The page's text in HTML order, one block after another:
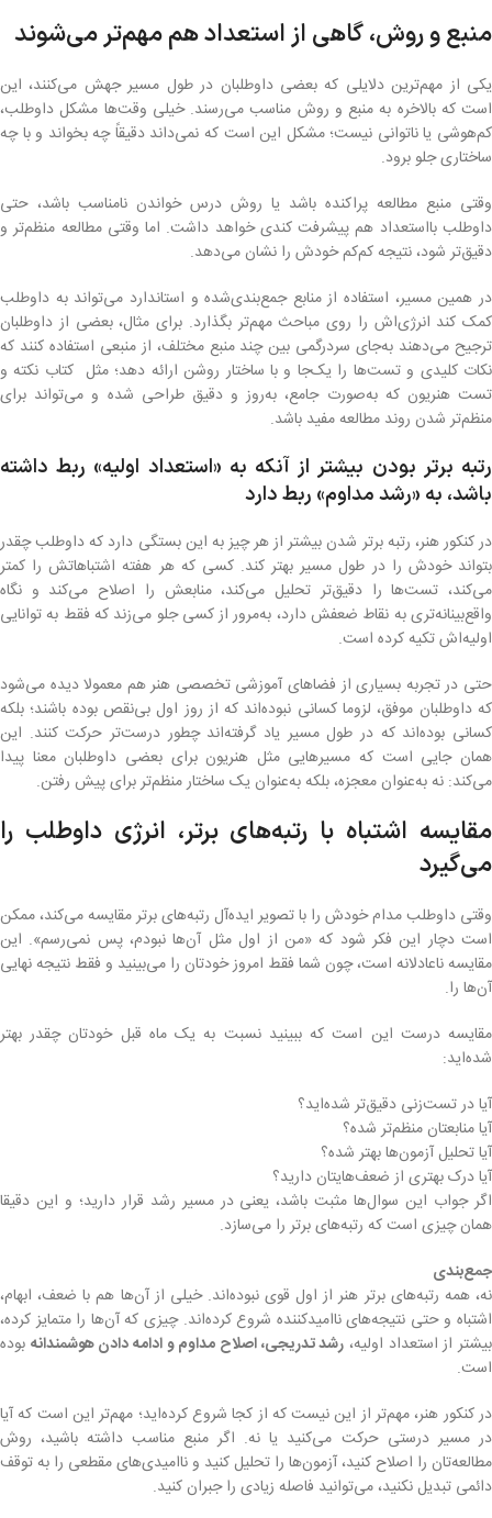
منبع و روش، گاهی از استعداد هم مهم‌تر می‌شوند
یکی از مهم‌ترین دلایلی که بعضی داوطلبان در طول مسیر جهش می‌کنند، این
است که بالاخره به منبع و روش مناسب می‌رسند. خیلی وقت‌ها مشکل داوطلب،
کم‌هوشی یا ناتوانی نیست؛ مشکل این است که نمی‌داند دقیقاً چه بخواند و با چه
ساختاری جلو برود.
وقتی منبع مطالعه پراکنده باشد یا روش درس خواندن نامناسب باشد، حتی
داوطلب بااستعداد هم پیشرفت کندی خواهد داشت. اما وقتی مطالعه منظم‌تر و
دقیق‌تر شود، نتیجه کم‌کم خودش را نشان می‌دهد.
در همین مسیر، استفاده از منابع جمع‌بندی‌شده و استاندارد می‌تواند به داوطلب
کمک کند انرژی‌اش را روی مباحث مهم‌تر بگذارد. برای مثال، بعضی از داوطلبان
ترجیح می‌دهند به‌جای سردرگمی بین چند منبع مختلف، از منبعی استفاده کنند که
نکات کلیدی و تست‌ها را یک‌جا و با ساختار روشن ارائه دهد؛ مثل کتاب نکته و
تست هنریون که به‌صورت جامع، به‌روز و دقیق طراحی شده و می‌تواند برای
منظم‌تر شدن روند مطالعه مفید باشد.
رتبه برتر بودن بیشتر از آنکه به «استعداد اولیه» ربط داشته
باشد، به «رشد مداوم» ربط دارد
در کنکور هنر، رتبه برتر شدن بیشتر از هر چیز به این بستگی دارد که داوطلب چقدر
بتواند خودش را در طول مسیر بهتر کند. کسی که هر هفته اشتباهاتش را کمتر
می‌کند، تست‌ها را دقیق‌تر تحلیل می‌کند، منابعش را اصلاح می‌کند و نگاه
واقع‌بینانه‌تری به نقاط ضعفش دارد، به‌مرور از کسی جلو می‌زند که فقط به توانایی
اولیه‌اش تکیه کرده است.
حتی در تجربه بسیاری از فضاهای آموزشی تخصصی هنر هم معمولا دیده می‌شود
که داوطلبان موفق، لزوما کسانی نبوده‌اند که از روز اول بی‌نقص بوده باشند؛ بلکه
کسانی بوده‌اند که در طول مسیر یاد گرفته‌اند چطور درست‌تر حرکت کنند. این
همان جایی است که مسیرهایی مثل هنریون برای بعضی داوطلبان معنا پیدا
می‌کند: نه به‌عنوان معجزه، بلکه به‌عنوان یک ساختار منظم‌تر برای پیش رفتن.
مقایسه اشتباه با رتبه‌های برتر، انرژی داوطلب را
می‌گیرد
وقتی داوطلب مدام خودش را با تصویر ایده‌آل رتبه‌های برتر مقایسه می‌کند، ممکن
است دچار این فکر شود که «من از اول مثل آن‌ها نبودم، پس نمی‌رسم». این
مقایسه ناعادلانه است، چون شما فقط امروز خودتان را می‌بینید و فقط نتیجه نهایی
آن‌ها را.
مقایسه درست این است که ببینید نسبت به یک ماه قبل خودتان چقدر بهتر
شده‌اید:
آیا در تست‌زنی دقیق‌تر شده‌اید؟
آیا منابعتان منظم‌تر شده؟
آیا تحلیل آزمون‌ها بهتر شده؟
آیا درک بهتری از ضعف‌هایتان دارید؟
اگر جواب این سوال‌ها مثبت باشد، یعنی در مسیر رشد قرار دارید؛ و این دقیقا
همان چیزی است که رتبه‌های برتر را می‌سازد.
جمع‌بندی
نه، همه رتبه‌های برتر هنر از اول قوی نبوده‌اند. خیلی از آن‌ها هم با ضعف، ابهام،
اشتباه و حتی نتیجه‌های ناامیدکننده شروع کرده‌اند. چیزی که آن‌ها را متمایز کرده،
بیشتر از استعداد اولیه، رشد تدریجی، اصلاح مداوم و ادامه دادن هوشمندانه بوده
است.
در کنکور هنر، مهم‌تر از این نیست که از کجا شروع کرده‌اید؛ مهم‌تر این است که آیا
در مسیر درستی حرکت می‌کنید یا نه. اگر منبع مناسب داشته باشید، روش
مطالعه‌تان را اصلاح کنید، آزمون‌ها را تحلیل کنید و ناامیدی‌های مقطعی را به توقف
دائمی تبدیل نکنید، می‌توانید فاصله زیادی را جبران کنید.